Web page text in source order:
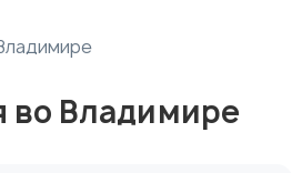
во Владимире